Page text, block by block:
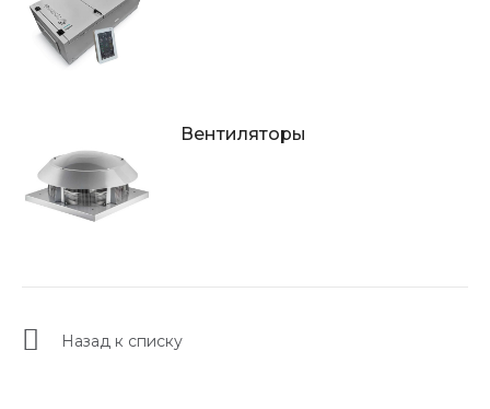
Вентиляторы
Назад к списку